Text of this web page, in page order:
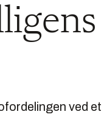
ved et